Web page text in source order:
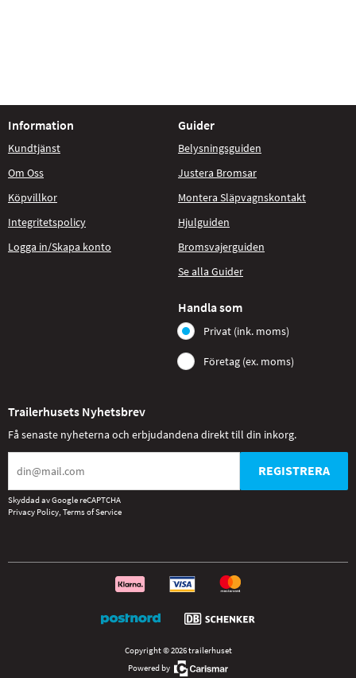
Information
Kundtjänst
Om Oss
Köpvillkor
Integritetspolicy
Logga in/Skapa konto
Guider
Belysningsguiden
Justera Bromsar
Montera Släpvagnskontakt
Hjulguiden
Bromsvajerguiden
Se alla Guider
Handla som
Privat (ink. moms)
Företag (ex. moms)
Trailerhusets Nyhetsbrev
Få senaste nyheterna och erbjudandena direkt till din inkorg.
REGISTRERA
Skyddad av Google reCAPTCHA
Privacy Policy Terms of Service
Copyright © 2026 trailerhuset
Powered by